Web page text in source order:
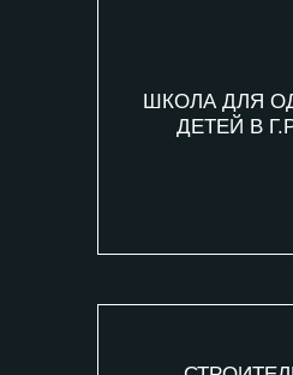
ШКОЛА ДЛЯ
ДЕТЕЙ В